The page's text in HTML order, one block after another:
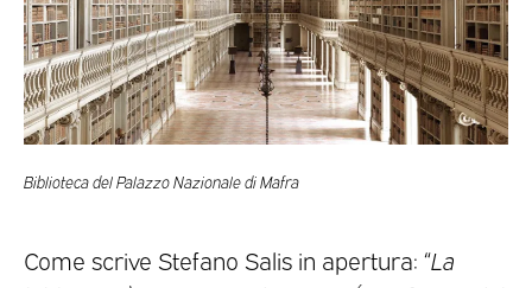
Biblioteca del Palazzo Nazionale di Mafra
Come scrive Stefano Salis in apertura: “La